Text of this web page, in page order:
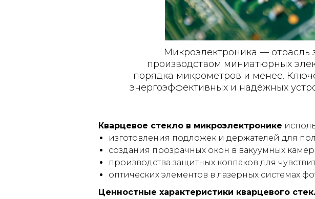
Микроэлектроника — отрасль
производством миниатюрных
порядка микрометров и менее.
энергоэффективных и надёжных
Кварцевое стекло в микроэлектронике
изготовления подложек и держателей для
создания прозрачных окон в вакуумных
производства защитных колпаков для
оптических элементов в лазерных системах
Ценностные характеристики кварцевого